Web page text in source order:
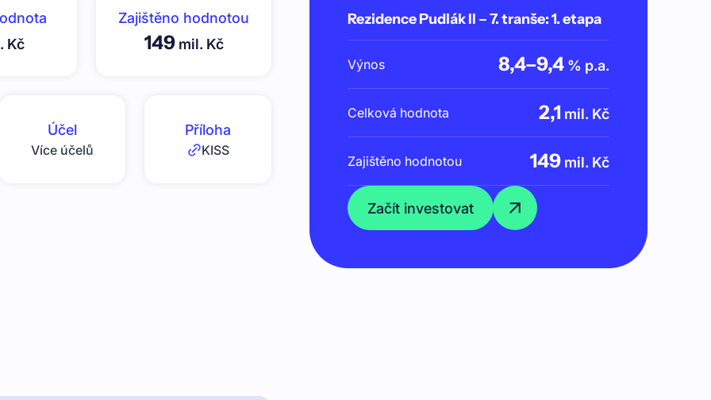
Kč
Zajištěno hodnotou
149mil. Kč
Účel
Více účelů
Příloha
KISS
Rezidence Pudlák II – 7. tranše: 1. etapa
Výnos 8,4–9,4 % p.a.
Celková hodnota 2,1 mil. Kč
Zajištěno hodnotou 149 mil. Kč
Začít investovat